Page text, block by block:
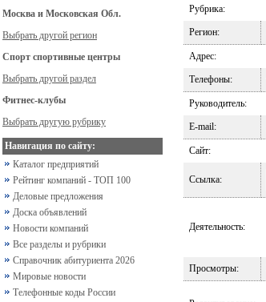
Москва и Московская Обл.
Выбрать другой регион
Спорт спортивные центры
Выбрать другой раздел
Фитнес-клубы
Выбрать другую рубрику
Навигация по сайту:
Каталог предприятий
Рейтинг компаний - ТОП 100
Деловые предложения
Доска объявлений
Новости компаний
Все разделы и рубрики
Справочник абитуриента 2026
Мировые новости
Телефонные коды России
Рубрика:
Регион:
Адрес:
Телефоны:
Руководитель:
E-mail:
Сайт:
Ссылка:
Деятельность:
Просмотры: